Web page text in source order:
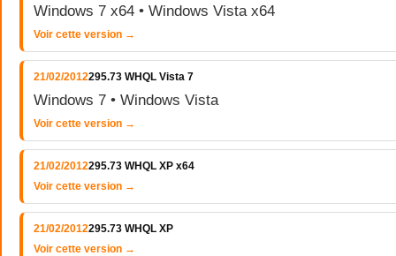
Windows 7 x64 • Windows Vista x64
Voir cette version →
21/02/2012295.73 WHQL Vista 7
Windows 7 • Windows Vista
Voir cette version →
21/02/2012295.73 WHQL XP x64
Voir cette version →
21/02/2012295.73 WHQL XP
Voir cette version →